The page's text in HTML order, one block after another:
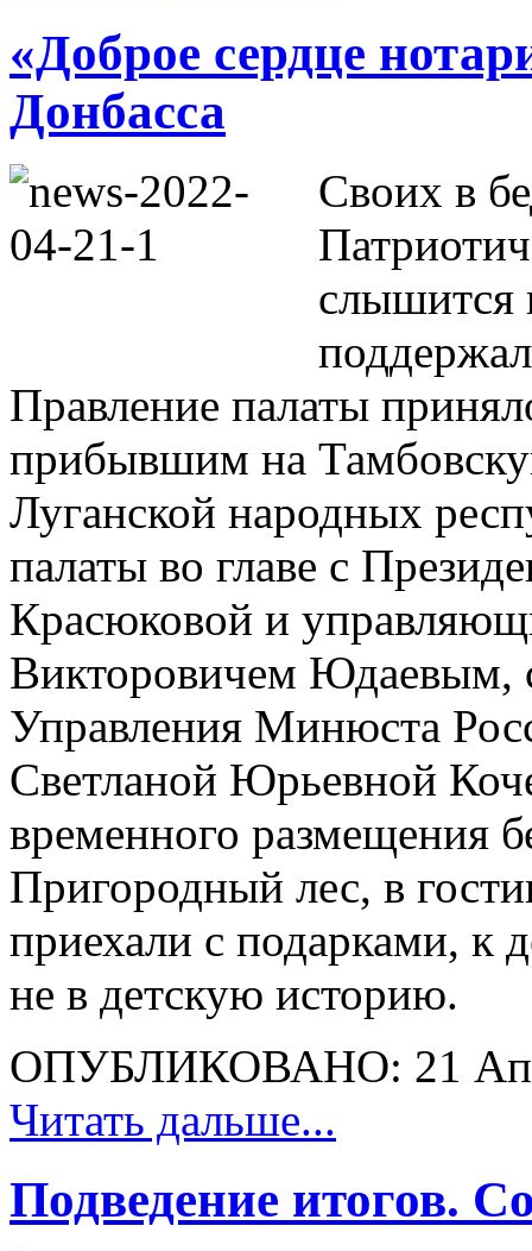
«Доброе сердце
Донбасса
Своих в
слышится
Правление палаты
прибывшим на
Луганской народных
палаты во главе с
Красюковой и
Викторовичем Юдаевым,
Управления Минюста
Светланой Юрьевной
временного размещения
Пригородный лес, в
приехали с подарками, к
не в детскую историю.
ОПУБЛИКОВАНО: 21
Читать дальше...
Подведение итогов.